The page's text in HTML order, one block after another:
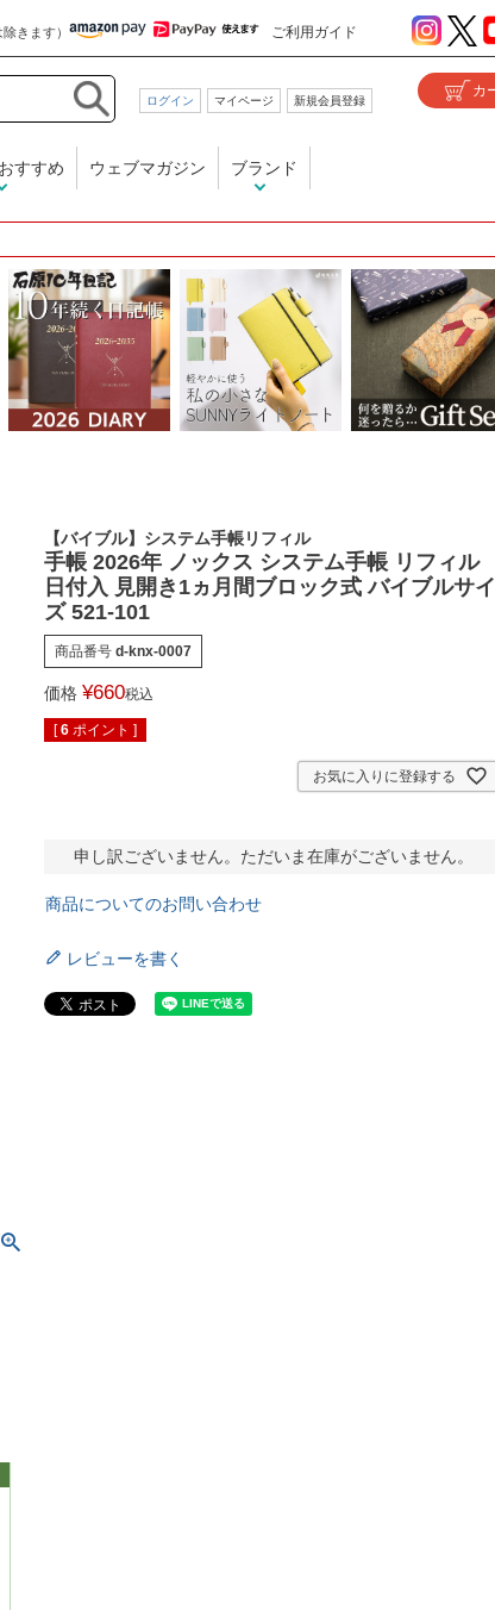
ご利用ガイド
ログイン マイページ 新規会員登録
すすめ ウェブマガジン ブランド
【バイブル】システム手帳リフィル
手帳 2026年 ノックス システム手帳 リフィル
日付入 見開き1ヵ月間ブロック式 バイブルサイ
ズ 521-101
商品番号 d-knx-0007
価格 ¥660税込
[6 ポイント ]
お気に入りに登録する
申し訳ございません。ただいま在庫がございません。
商品についてのお問い合わせ
レビューを書く